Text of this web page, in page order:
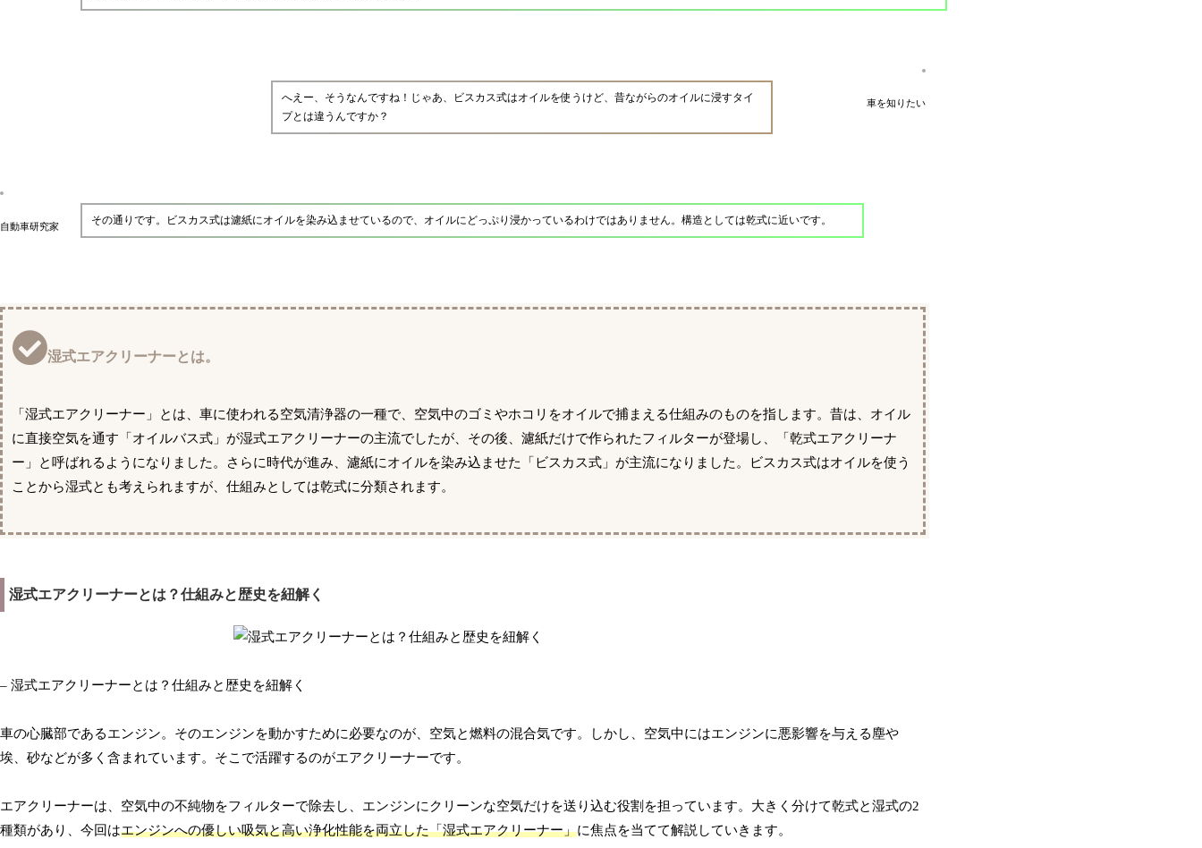
車を知りたい
へえー、そうなんですね！じゃあ、ビスカス式はオイルを使うけど、昔ながらのオイルに浸すタイ
プとは違うんですか？
自動車研究家 その通りです。ビスカス式は濾紙にオイルを染み込ませているので、オイルにどっぷり浸かっているわけではありません。構造としては乾式に近いです。
湿式エアクリーナーとは。
「湿式エアクリーナー」とは、車に使われる空気清浄器の一種で、空気中のゴミやホコリをオイルで捕まえる仕組みのものを指します。昔は、オイル
に直接空気を通す「オイルバス式」が湿式エアクリーナーの主流でしたが、その後、濾紙だけで作られたフィルターが登場し、「乾式エアクリーナ
ー」と呼ばれるようになりました。さらに時代が進み、濾紙にオイルを染み込ませた「ビスカス式」が主流になりました。ビスカス式はオイルを使う
ことから湿式とも考えられますが、仕組みとしては乾式に分類されます。
湿式エアクリーナーとは？仕組みと歴史を紐解く
– 湿式エアクリーナーとは？仕組みと歴史を紐解く
車の心臓部であるエンジン。そのエンジンを動かすために必要なのが、空気と燃料の混合気です。しかし、空気中にはエンジンに悪影響を与える塵や
埃、砂などが多く含まれています。そこで活躍するのがエアクリーナーです。
エアクリーナーは、空気中の不純物をフィルターで除去し、エンジンにクリーンな空気だけを送り込む役割を担っています。大きく分けて乾式と湿式の2
種類があり、今回はエンジンへの優しい吸気と高い浄化性能を両立した「湿式エアクリーナー」に焦点を当てて解説していきます。